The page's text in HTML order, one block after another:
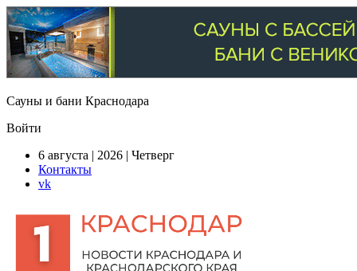
Сауны и бани Краснодара
Войти
6 августа | 2026 | Четверг
Контакты
vk